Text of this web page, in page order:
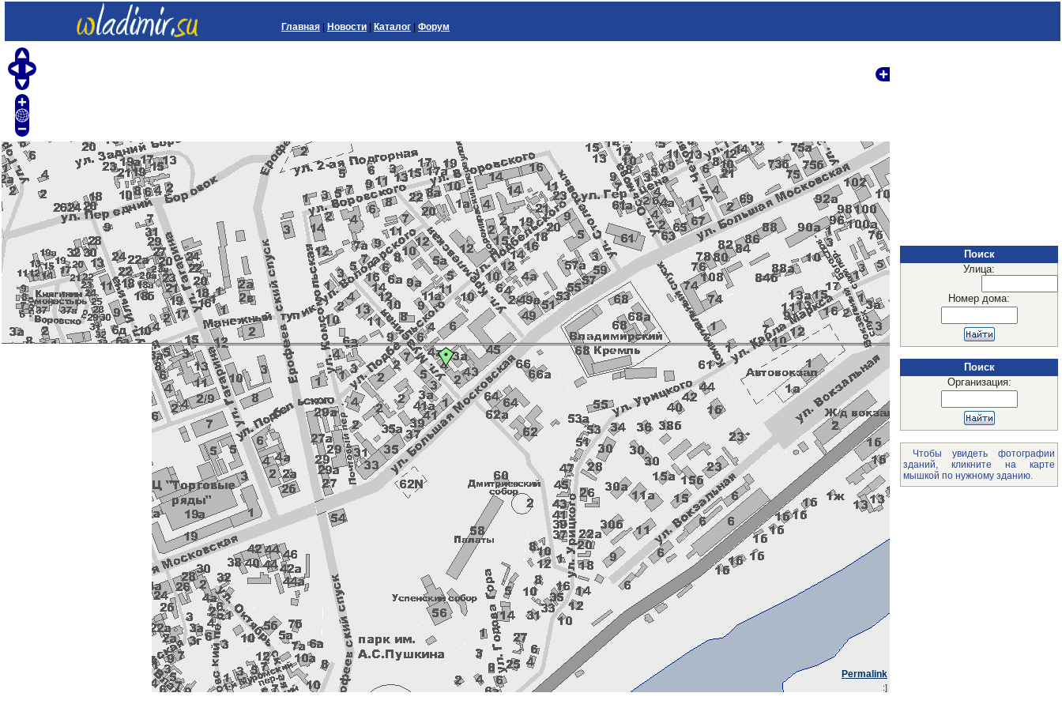
Главная Новости Каталог Форум
:]
Permalink
Поиск
Улица:
Номер дома:
Поиск
Организация:
Чтобы увидеть фотографии
зданий, кликните на карте
мышкой по нужному зданию.